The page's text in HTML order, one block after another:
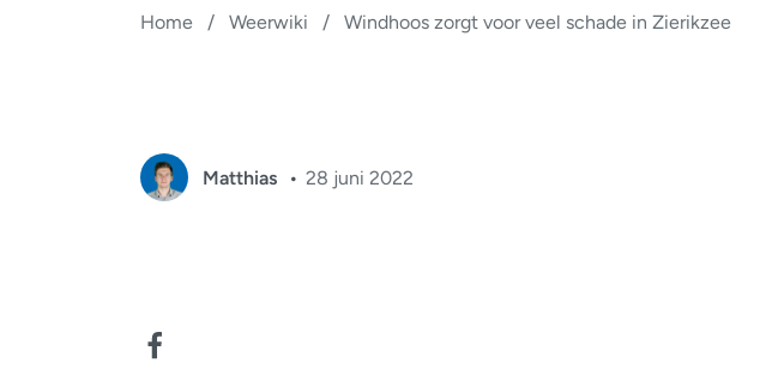
Home / Weerwiki / Windhoos zorgt voor veel schade in Zierikzee
Matthias 28 juni 2022